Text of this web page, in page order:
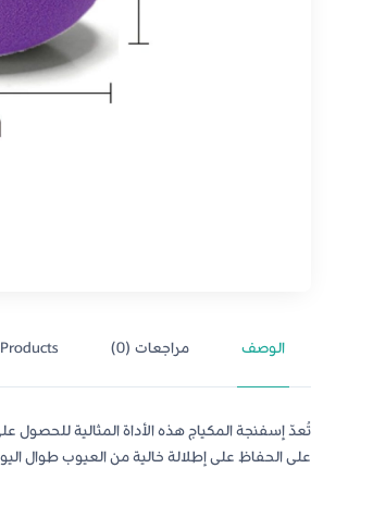
الوصف مراجعات (0)
تُعدّ إسفنجة المكياج هذه الأداة المثالية
على الحفاظ على إطلالة خالية من العيوب طوال